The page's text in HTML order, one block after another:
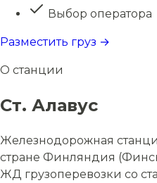
Выбор оператора
Разместить груз →
О станции
Ст. Алавус
Железнодорожная
стране Финляндия
ЖД грузоперевозки со